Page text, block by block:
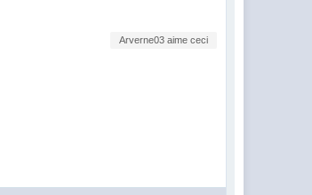
Arverne03 aime ceci